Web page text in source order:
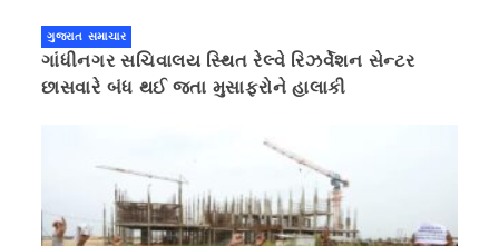
ગુજરાત સમાચાર
ગાંધીનગર સચિવાલય સ્થિત રેલ્વે રિઝર્વેશન સેન્ટર
છાસવારે બંધ થઈ જતા મુસાફરોને હાલાકી